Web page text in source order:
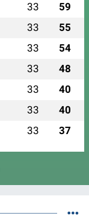
33 59
33 55
33 54
33 48
33 40
33 40
33 37